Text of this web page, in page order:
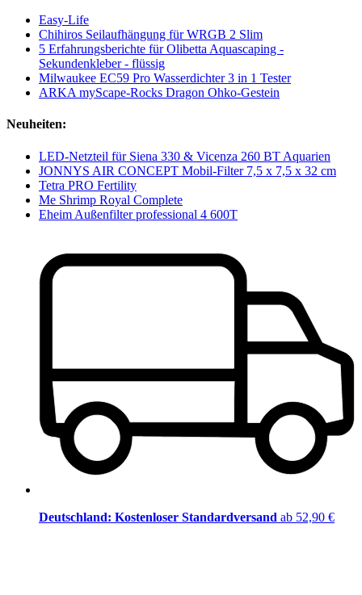
Easy-Life
Chihiros Seilaufhängung für WRGB 2 Slim
5 Erfahrungsberichte für Olibetta Aquascaping -
Sekundenkleber - flüssig
Milwaukee EC59 Pro Wasserdichter 3 in 1 Tester
ARKA myScape-Rocks Dragon Ohko-Gestein
Neuheiten:
LED-Netzteil für Siena 330 & Vicenza 260 BT Aquarien
JONNYS AIR CONCEPT Mobil-Filter 7,5 x 7,5 x 32 cm
Tetra PRO Fertility
Me Shrimp Royal Complete
Eheim Außenfilter professional 4 600T
Deutschland: Kostenloser Standardversand ab 52,90 €